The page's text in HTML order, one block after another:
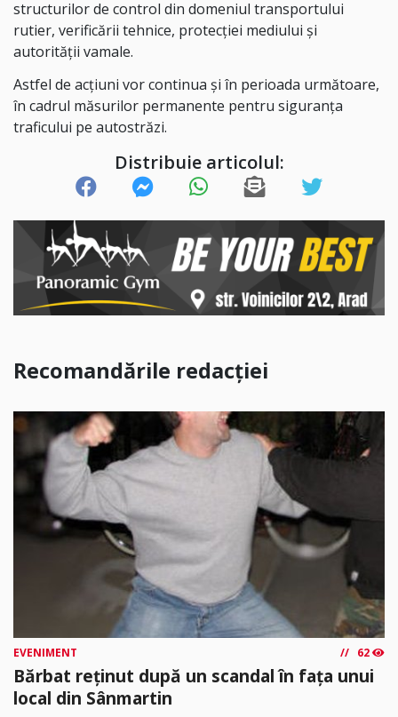
structurilor de control din domeniul transportului
rutier, verificării tehnice, protecției mediului și
autorității vamale.
Astfel de acțiuni vor continua și în perioada următoare,
în cadrul măsurilor permanente pentru siguranța
traficului pe autostrăzi.
Distribuie articolul:
Recomandările redacției
EVENIMENT 62
Bărbat reținut după un scandal în fața unui
local din Sânmartin